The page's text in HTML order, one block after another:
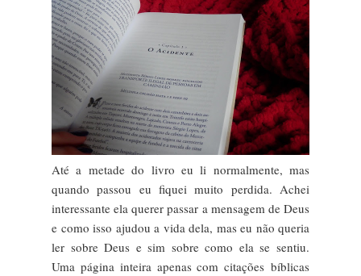
Até a metade do livro eu li normalmente, mas
quando passou eu fiquei muito perdida. Achei
interessante ela querer passar a mensagem de Deus
e como isso ajudou a vida dela, mas eu não queria
ler sobre Deus e sim sobre como ela se sentiu.
Uma página inteira apenas com citações bíblicas